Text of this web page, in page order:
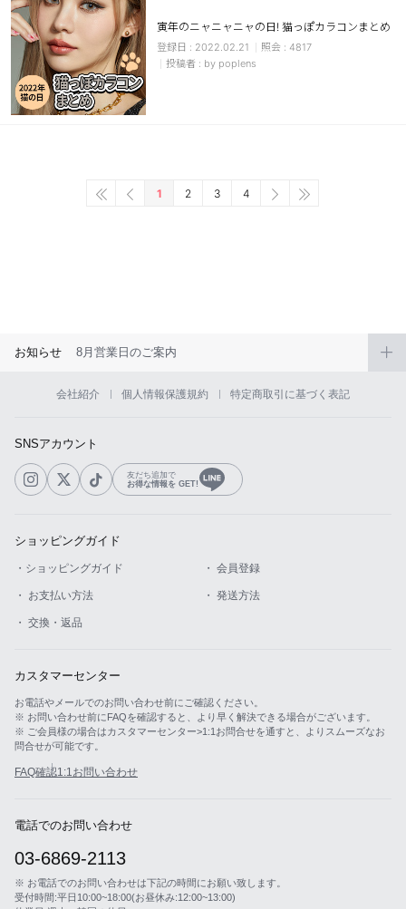
寅年のニャニャニャの日! 猫っぽカラコンまとめ
2022.02.21
4817
by poplens
1 2 3 4
お知らせ 8月営業日のご案内
会社紹介 個人情報保護規約 特定商取引に基づく表記
SNSアカウント
友だち追加で
お得な情報を GET!
ショッピングガイド
・ショッピングガイド ・ 会員登録
・ お支払い方法 ・ 発送方法
・ 交換・返品
カスタマーセンター
お電話やメールでのお問い合わせ前にご確認ください。
※ お問い合わせ前にFAQを確認すると、より早く解決できる場合がございます。
※ ご会員様の場合はカスタマーセンター>1:1お問合せを通すと、よりスムーズなお
問合せが可能です。
FAQ確認1:1お問い合わせ
電話でのお問い合わせ
03-6869-2113
※ お電話でのお問い合わせは下記の時間にお願い致します。
受付時間:平日10:00~18:00(お昼休み:12:00~13:00)